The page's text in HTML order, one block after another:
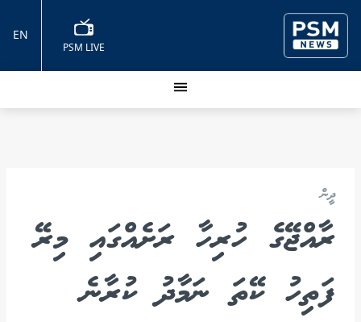
PSM LIVE
EN
ދީން
ރާއްޖޭގެ ހުރިހާ ރަށެއްގައި މިރޭ
ފަތިހު ކޭތަ ނަމާދު ކުރާނެ